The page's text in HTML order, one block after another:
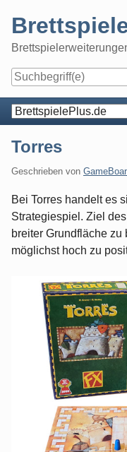
content
Navigation
Torres
Geschrieben von
Bei Torres handelt es
Strategiespiel. Ziel
breiter Grundfläche
möglichst hoch zu